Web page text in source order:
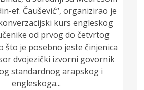
ef. Čaušević“, organizirao je
kurs engleskog
od prvog do četvrtog
što je posebno jeste činjenica
dvojezički izvorni govornik
standardnog arapskog i
engleskoga...